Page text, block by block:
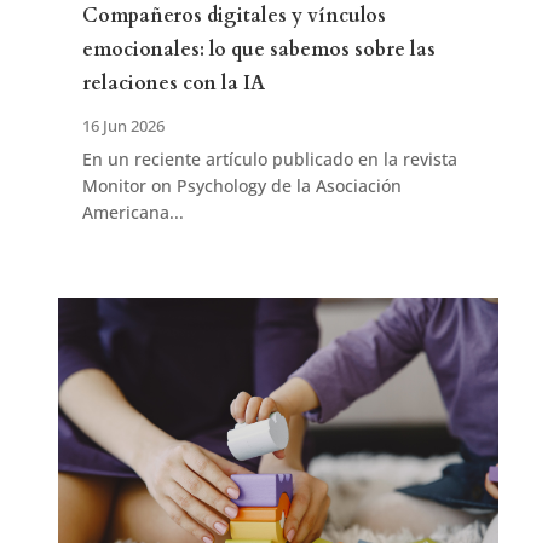
Compañeros digitales y vínculos
emocionales: lo que sabemos sobre las
relaciones con la IA
16 Jun 2026
En un reciente artículo publicado en la revista
Monitor on Psychology de la Asociación
Americana...